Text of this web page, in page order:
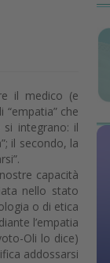
il medico (e
che
si integrano: il
il secondo, la
capacità
nello stato
o di etica
l’empatia
Oli lo dice)
addossarsi